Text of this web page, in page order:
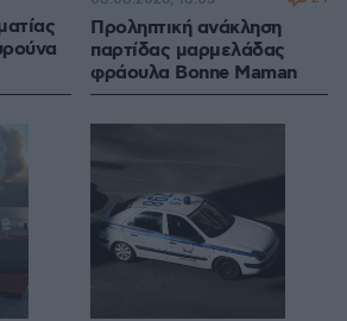
Προληπτική ανάκληση
παρτίδας μαρμελάδας
φράουλα Bonne Maman